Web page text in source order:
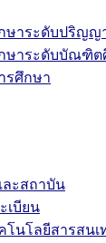
กษาระดับปริญ
ษาระดับบัณฑิต
รศึกษา
ะสถาบัน
เบียน
โนโลยีสารสนเ